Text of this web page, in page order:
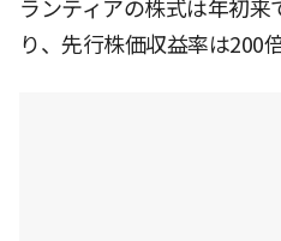
ランティアの株式は年初来
り、先行株価収益率は200